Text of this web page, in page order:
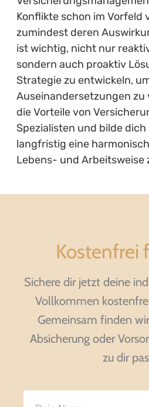
Konflikte schon im Vorfeld
zumindest deren
ist wichtig, nicht nur
sondern auch proaktiv
Strategie zu entwickeln,
Auseinandersetzungen zu
die Vorteile von
Spezialisten und bilde dich
langfristig eine
Lebens- und Arbeitsweise
Kostenfrei
Sichere dir jetzt deine
Vollkommen
Gemeinsam finden
Absicherung oder
zu dir